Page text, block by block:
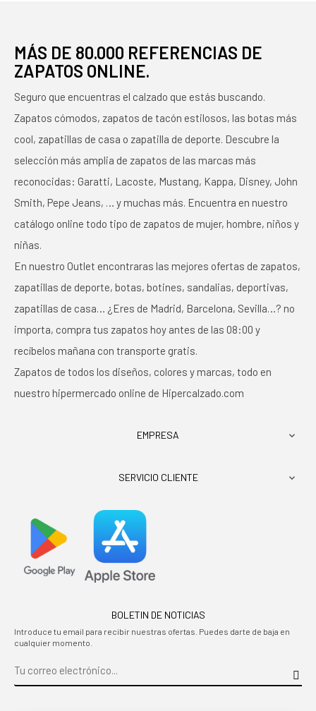
MÁS DE 80.000 REFERENCIAS DE
ZAPATOS ONLINE.
Seguro que encuentras el calzado que estás buscando.
Zapatos cómodos, zapatos de tacón estilosos, las botas más
cool, zapatillas de casa o zapatilla de deporte. Descubre la
selección más amplia de zapatos de las marcas más
reconocidas: Garatti, Lacoste, Mustang, Kappa, Disney, John
Smith, Pepe Jeans, … y muchas más. Encuentra en nuestro
catálogo online todo tipo de zapatos de mujer, hombre, niños y
niñas.
En nuestro Outlet encontraras las mejores ofertas de zapatos,
zapatillas de deporte, botas, botines, sandalias, deportivas,
zapatillas de casa… ¿Eres de Madrid, Barcelona, Sevilla…? no
importa, compra tus zapatos hoy antes de las 08:00 y
recíbelos mañana con transporte gratis.
Zapatos de todos los diseños, colores y marcas, todo en
nuestro hipermercado online de Hipercalzado.com
EMPRESA 
SERVICIO CLIENTE 
BOLETIN DE NOTICIAS
Introduce tu email para recibir nuestras ofertas. Puedes darte de baja en
cualquier momento.